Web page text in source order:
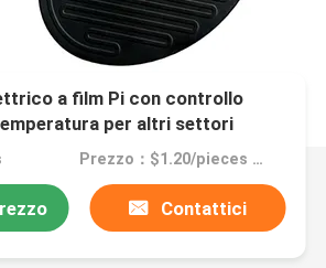
a film Pi con controllo
per altri settori
Prezzo：$1.20/pieces 100-199 pieces
Contattici